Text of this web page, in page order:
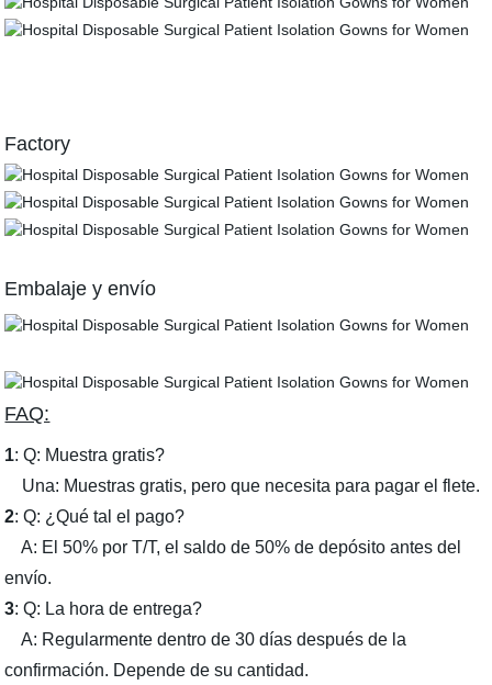
Factory
Embalaje y envío
FAQ:
1: Q: Muestra gratis?
Una: Muestras gratis, pero que necesita para pagar el flete.
2: Q: ¿Qué tal el pago?
A: El 50% por T/T, el saldo de 50% de depósito antes del
envío.
3: Q: La hora de entrega?
A: Regularmente dentro de 30 días después de la
confirmación. Depende de su cantidad.